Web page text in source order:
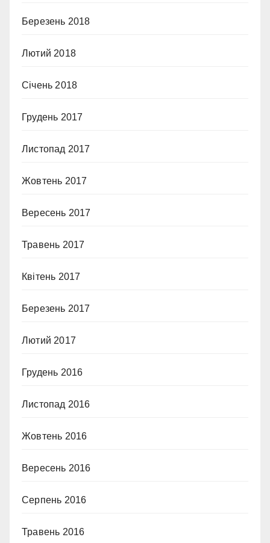
Березень 2018
Лютий 2018
Січень 2018
Грудень 2017
Листопад 2017
Жовтень 2017
Вересень 2017
Травень 2017
Квітень 2017
Березень 2017
Лютий 2017
Грудень 2016
Листопад 2016
Жовтень 2016
Вересень 2016
Серпень 2016
Травень 2016